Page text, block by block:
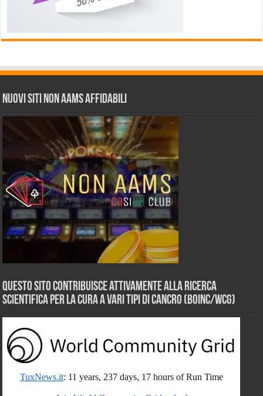
Nuovi siti non AAMS affidabili
Questo sito contribuisce attivamente alla ricerca
scientifica per la cura a vari tipi di Cancro (BOINC/WCG)